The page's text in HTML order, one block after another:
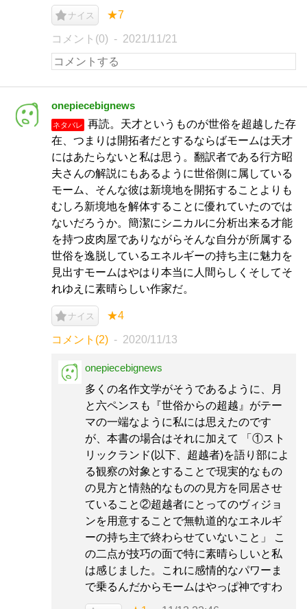
ナイス ★7
コメント(0) 2021/11/21
onepiecebignews
ネタバレ
再読。天才というものが世俗を超越した存
在、つまりは開拓者だとするならばモームは天才
にはあたらないと私は思う。翻訳者である行方昭
夫さんの解説にもあるように世俗側に属している
モーム、そんな彼は新境地を開拓することよりも
むしろ新境地を解体することに優れていたのでは
ないだろうか。簡潔にシニカルに分析出来る才能
を持つ皮肉屋でありながらそんな自分が所属する
世俗を逸脱しているエネルギーの持ち主に魅力を
見出すモームはやはり本当に人間らしくそしてそ
れゆえに素晴らしい作家だ。
ナイス ★4
コメント(2) 2020/11/13
onepiecebignews
多くの名作文学がそうであるように、月
と六ペンスも『世俗からの超越』がテー
マの一端なように私には思えたのです
が、本書の場合はそれに加えて 「①スト
リックランド(以下、超越者)を語り部によ
る観察の対象とすることで現実的なもの
の見方と情熱的なものの見方を同居させ
ていること②超越者にとってのヴィジョ
ンを用意することで無軌道的なエネルギ
ーの持ち主で終わらせていないこと」 こ
の二点が技巧の面で特に素晴らしいと私
は感じました。これに感情的なパワーま
で乗るんだからモームはやっぱ神ですわ